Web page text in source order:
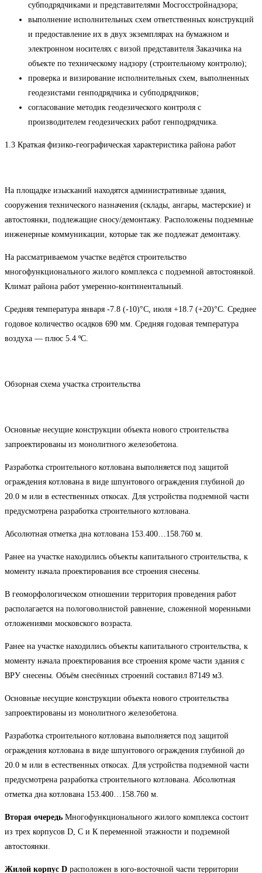
субподрядчиками и представителями Мосгосстройнадзора;
выполнение исполнительных схем ответственных конструкций
и предоставление их в двух экземплярах на бумажном и
электронном носителях с визой представителя Заказчика на
объекте по техническому надзору (строительному контролю);
проверка и визирование исполнительных схем, выполненных
геодезистами генподрядчика и субподрядчиков;
согласование методик геодезического контроля с
производителем геодезических работ генподрядчика.
1.3 Краткая физико-географическая характеристика района работ
На площадке изысканий находятся административные здания,
сооружения технического назначения (склады, ангары, мастерские) и
автостоянки, подлежащие сносу/демонтажу. Расположены подземные
инженерные коммуникации, которые так же подлежат демонтажу.
На рассматриваемом участке ведётся строительство
многофункционального жилого комплекса с подземной автостоянкой.
Климат района работ умеренно-континентальный.
Средняя температура января -7.8 (-10)°С, июля +18.7 (+20)°С. Среднее
годовое количество осадков 690 мм. Средняя годовая температура
воздуха — плюс 5.4 ºС.
Обзорная схема участка строительства
Основные несущие конструкции объекта нового строительства
запроектированы из монолитного железобетона.
Разработка строительного котлована выполняется под защитой
ограждения котлована в виде шпунтового ограждения глубиной до
20.0 м или в естественных откосах. Для устройства подземной части
предусмотрена разработка строительного котлована.
Абсолютная отметка дна котлована 153.400…158.760 м.
Ранее на участке находились объекты капитального строительства, к
моменту начала проектирования все строения снесены.
В геоморфологическом отношении территория проведения работ
располагается на пологоволнистой равнение, сложенной моренными
отложениями московского возраста.
Ранее на участке находились объекты капитального строительства, к
моменту начала проектирования все строения кроме части здания с
ВРУ снесены. Объём снесённых строений составил 87149 м3.
Основные несущие конструкции объекта нового строительства
запроектированы из монолитного железобетона.
Разработка строительного котлована выполняется под защитой
ограждения котлована в виде шпунтового ограждения глубиной до
20.0 м или в естественных откосах. Для устройства подземной части
предусмотрена разработка строительного котлована. Абсолютная
отметка дна котлована 153.400…158.760 м.
Вторая очередь Многофункционального жилого комплекса состоит
из трех корпусов D, C и К переменной этажности и подземной
автостоянки.
Жилой корпус D расположен в юго-восточной части территории